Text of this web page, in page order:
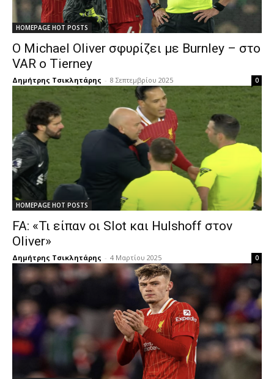
HOMEPAGE HOT POSTS
Ο Michael Oliver σφυρίζει με Burnley – στο
VAR ο Tierney
Δημήτρης Τσικλητάρης - 8 Σεπτεμβρίου 2025 0
HOMEPAGE HOT POSTS
FA: «Τι είπαν οι Slot και Hulshoff στον
Oliver»
Δημήτρης Τσικλητάρης - 4 Μαρτίου 2025 0